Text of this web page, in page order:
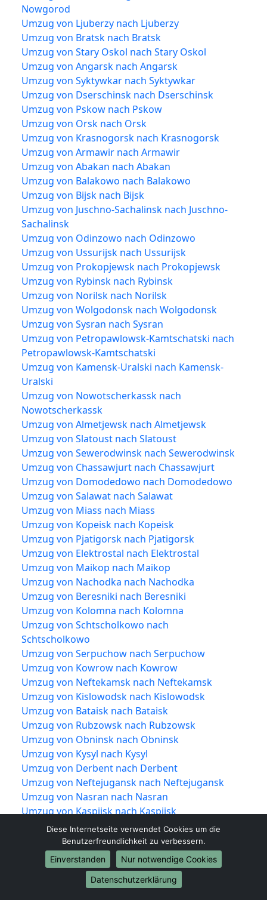
Nowgorod
Umzug von Ljuberzy nach Ljuberzy
Umzug von Bratsk nach Bratsk
Umzug von Stary Oskol nach Stary Oskol
Umzug von Angarsk nach Angarsk
Umzug von Syktywkar nach Syktywkar
Umzug von Dserschinsk nach Dserschinsk
Umzug von Pskow nach Pskow
Umzug von Orsk nach Orsk
Umzug von Krasnogorsk nach Krasnogorsk
Umzug von Armawir nach Armawir
Umzug von Abakan nach Abakan
Umzug von Balakowo nach Balakowo
Umzug von Bijsk nach Bijsk
Umzug von Juschno-Sachalinsk nach Juschno-
Sachalinsk
Umzug von Odinzowo nach Odinzowo
Umzug von Ussurijsk nach Ussurijsk
Umzug von Prokopjewsk nach Prokopjewsk
Umzug von Rybinsk nach Rybinsk
Umzug von Norilsk nach Norilsk
Umzug von Wolgodonsk nach Wolgodonsk
Umzug von Sysran nach Sysran
Umzug von Petropawlowsk-Kamtschatski nach
Petropawlowsk-Kamtschatski
Umzug von Kamensk-Uralski nach Kamensk-
Uralski
Umzug von Nowotscherkassk nach
Nowotscherkassk
Umzug von Almetjewsk nach Almetjewsk
Umzug von Slatoust nach Slatoust
Umzug von Sewerodwinsk nach Sewerodwinsk
Umzug von Chassawjurt nach Chassawjurt
Umzug von Domodedowo nach Domodedowo
Umzug von Salawat nach Salawat
Umzug von Miass nach Miass
Umzug von Kopeisk nach Kopeisk
Umzug von Pjatigorsk nach Pjatigorsk
Umzug von Elektrostal nach Elektrostal
Umzug von Maikop nach Maikop
Umzug von Nachodka nach Nachodka
Umzug von Beresniki nach Beresniki
Umzug von Kolomna nach Kolomna
Umzug von Schtscholkowo nach
Schtscholkowo
Umzug von Serpuchow nach Serpuchow
Umzug von Kowrow nach Kowrow
Umzug von Neftekamsk nach Neftekamsk
Umzug von Kislowodsk nach Kislowodsk
Umzug von Bataisk nach Bataisk
Umzug von Rubzowsk nach Rubzowsk
Umzug von Obninsk nach Obninsk
Umzug von Kysyl nach Kysyl
Umzug von Derbent nach Derbent
Umzug von Neftejugansk nach Neftejugansk
Umzug von Nasran nach Nasran
Umzug von Kaspijsk nach Kaspijsk
Umzug von Dolgoprudny nach Dolgoprudny
Umzug von Nowotscheboksarsk nach
Nowotscheboksarsk
Umzug von Nowomoskowsk nach
Nowomoskowsk
Diese Internetseite verwendet Cookies um die
Benutzerfreundlichkeit zu verbessern.
Einverstanden
Nur notwendige Cookies
Datenschutzerklärung